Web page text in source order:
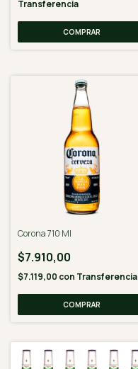
Transferencia
Corona 710 Ml
$7.910,00
$7.119,00 con Transferencia